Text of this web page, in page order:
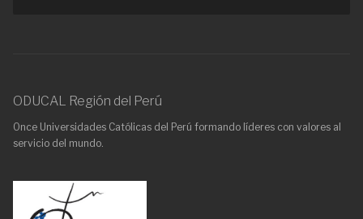
ODUCAL Región del Perú
Once Universidades Católicas del Perú formando líderes con valores al
servicio del mundo.